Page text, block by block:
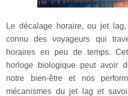
Le décalage horaire, ou jet
connu des voyageurs qui
horaires en peu de temps.
horloge biologique peut avoir
notre bien-être et nos
mécanismes du jet lag et